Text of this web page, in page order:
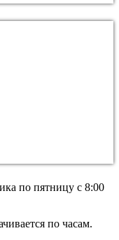
по пятницу с 8:00
по часам.